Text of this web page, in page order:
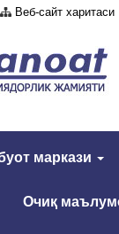
Веб-сайт харитаси
маркази
Очиқ